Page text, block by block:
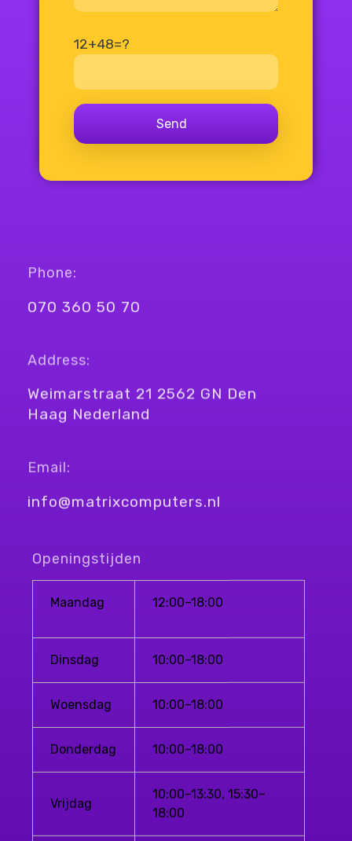
12+48=?
Phone:
070 360 50 70
Address:
Weimarstraat 21 2562 GN Den
Haag Nederland
Email:
info@matrixcomputers.nl
Openingstijden
Maandag 12:00–18:00
Dinsdag 10:00–18:00
Woensdag 10:00–18:00
Donderdag 10:00–18:00
Vrijdag
10:00–13:30, 15:30–
18:00